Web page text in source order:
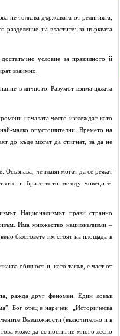
не толкова държавата от религията,
разделение на властите: за църквата
условие за правилното й
взаимно.
в личното. Разумът взима цялата
началата често изглеждат като
малко опустошителни. Времето на
до къде могат да стигнат, за да не
Осъзнава, че глави могат да се режат
и братството между човеците.
Национализмът прави странно
Има множество национализми –
бюстовете им стоят на площада в
общност и, като такъв, е част от
ражда друг феномен. Един ловък
Бог отец е наречен „Историческа
Възможности (включително и в
може да се постигне много лесно